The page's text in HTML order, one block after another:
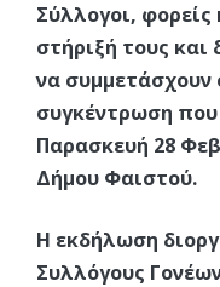
Σύλλογοι,
στήριξή τους
να συμμετάσχουν
συγκέντρωση
Παρασκευή 28
Δήμου Φαιστού.
Η εκδήλωση
Συλλόγους